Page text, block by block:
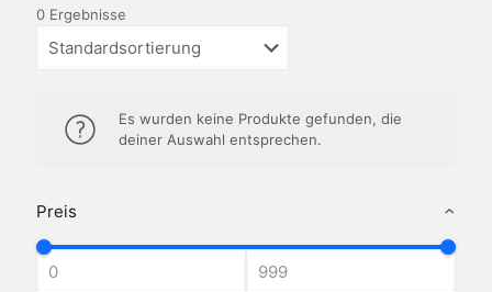
Preis
0 Ergebnisse
Es wurden keine Produkte gefunden, die
deiner Auswahl entsprechen.